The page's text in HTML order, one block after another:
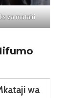
za matairi
wa